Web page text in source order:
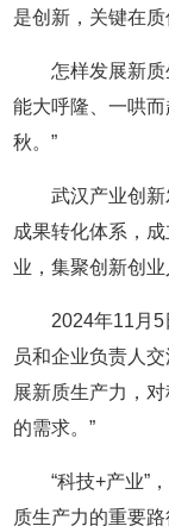
是创新，关键在
怎样发展新
能大呼隆、一哄
秋。”
武汉产业创新
成果转化体系，
业，集聚创新创业
2024年11月5
员和企业负责人
展新质生产力，
的需求。”
“科技+产业”
质生产力的重要路